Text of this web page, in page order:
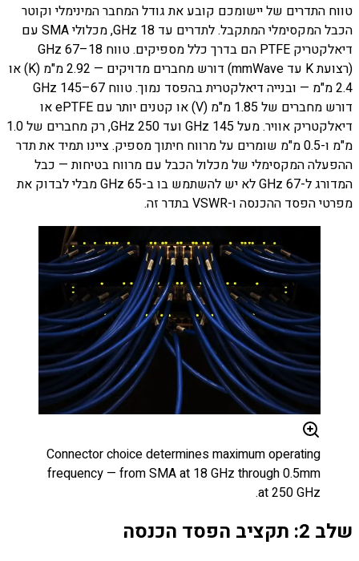
טווח התדרים של יישומכם קובע את גודל המחבר המינימלי וקוטר
הכבל המקסימלי המתקבל. לתדרים עד 18 GHz, מכלולי SMA עם
דיאלקטריק PTFE הם בדרך כלל מספיקים. טווח 18–67 GHz
(רצועת K עד mmWave) דורש מחברים מדויקים — 2.92 מ"מ (K) או
2.4 מ"מ — ובנייה דיאלקטרית בהפסד נמוך. טווח 67–145 GHz
דורש מחברים של 1.85 מ"מ (V) או קטנים יותר עם ePTFE או
דיאלקטריק אוויר. מעל 145 GHz ועד 250 GHz, רק מחברים של 1.0
מ"מ ו-0.5 מ"מ שומרים על מרווח חיתוך מספיק. ציינו תמיד את תדר
ההפעלה המקסימלי של מכלול הכבל עם מרווח בטיחות — כבל
המדורג ל-67 GHz לא יש להשתמש בו ב-65 GHz מבלי לבדוק את
מפרטי הפסד ההכנסה ו-VSWR בתדר זה.
Connector choice determines maximum operating
frequency — from SMA at 18 GHz through 0.5mm
at 250 GHz.
שלב 2: תקציב הפסד הכנסה